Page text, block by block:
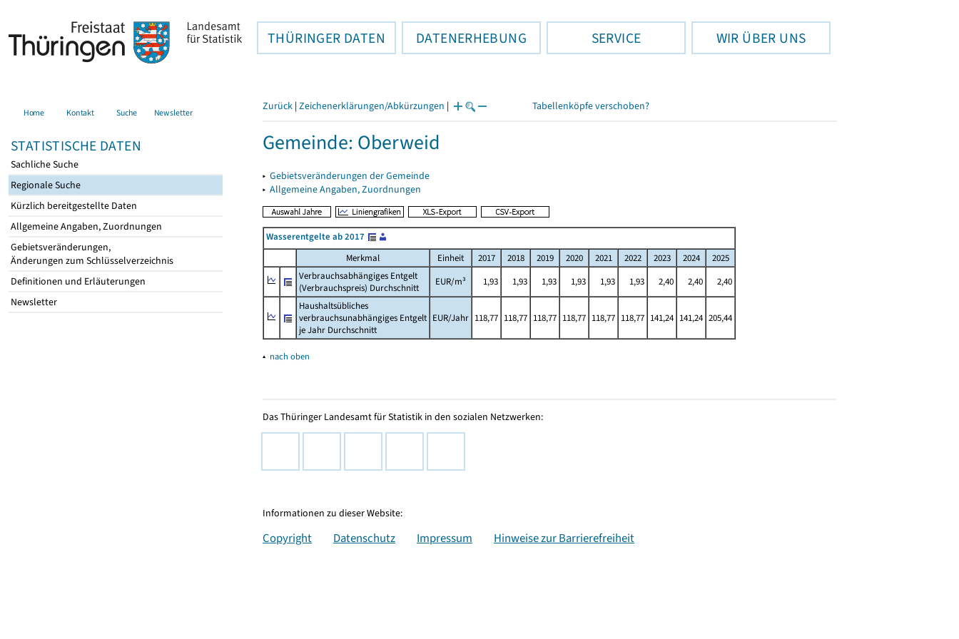
THÜRINGER DATEN DATENERHEBUNG SERVICE WIR ÜBER UNS
Home Kontakt Suche Newsletter
STATISTISCHE DATEN
Sachliche Suche
Regionale Suche
Kürzlich bereitgestellte Daten
Allgemeine Angaben, Zuordnungen
Gebietsveränderungen,
Änderungen zum Schlüsselverzeichnis
Definitionen und Erläuterungen
Newsletter
Zurück | Zeichenerklärungen/Abkürzungen | Tabellenköpfe verschoben?
Gemeinde: Oberweid
▸ Gebietsveränderungen der Gemeinde
▸ Allgemeine Angaben, Zuordnungen
Wasserentgelte ab 2017
Merkmal
Einheit 2017 2018 2019 2020 2021 2022 2023 2024
2025
Verbrauchsabhängiges Entgelt
(Verbrauchspreis) Durchschnitt
EUR/m³ 1,93 1,93 1,93 1,93 1,93 1,93 2,40 2,40
2,40
Haushaltsübliches
verbrauchsunabhängiges Entgelt
je Jahr Durchschnitt
EUR/Jahr 118,77 118,77 118,77 118,77 118,77 118,77 141,24 141,24 205,44
▴ nach oben
Das Thüringer Landesamt für Statistik in den sozialen Netzwerken:
Informationen zu dieser Website:
Copyright Datenschutz Impressum Hinweise zur Barrierefreiheit